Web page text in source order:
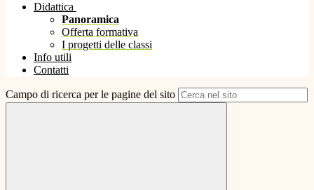
Didattica
Panoramica
Offerta formativa
I progetti delle classi
Info utili
Contatti
Campo di ricerca per le pagine del sito